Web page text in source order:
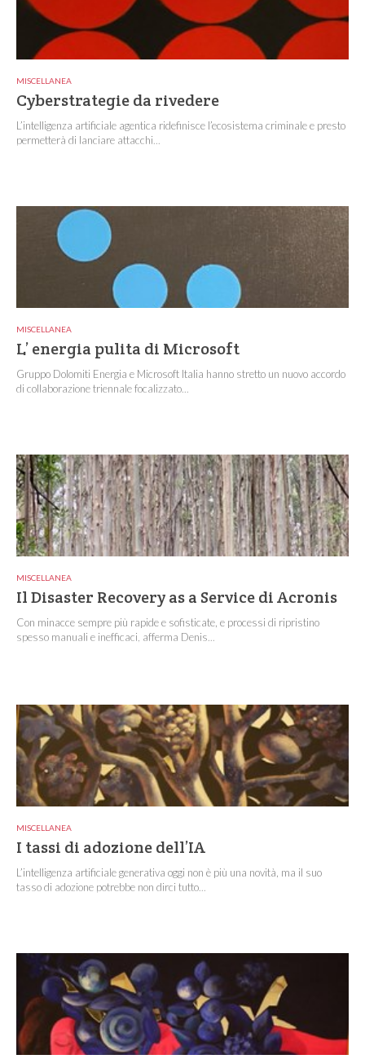
MISCELLANEA
Cyberstrategie da rivedere
L’intelligenza artificiale agentica ridefinisce l’ecosistema criminale e presto
permetterà di lanciare attacchi...
MISCELLANEA
L’ energia pulita di Microsoft
Gruppo Dolomiti Energia e Microsoft Italia hanno stretto un nuovo accordo
di collaborazione triennale focalizzato...
MISCELLANEA
Il Disaster Recovery as a Service di Acronis
Con minacce sempre più rapide e sofisticate, e processi di ripristino
spesso manuali e inefficaci, afferma Denis...
MISCELLANEA
I tassi di adozione dell’IA
L’intelligenza artificiale generativa oggi non è più una novità, ma il suo
tasso di adozione potrebbe non dirci tutto...